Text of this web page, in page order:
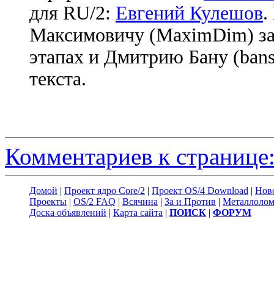
для RU/2: Евгений Кулешов.
Максимовичу (MaximDim)
этапах и Дмитрию Бану
текста.
Комментариев к
Домой | Проект ядро Core/2 | Проект OS/4 Download |
Проекты | OS/2 FAQ | Всячина | За и Против | Металлолом
Доска объявлений | Карта сайта | ПОИСК | ФОРУМ